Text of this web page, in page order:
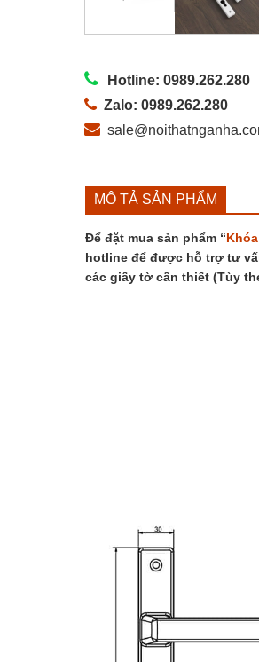
Hotline: 0989.262.280
Zalo: 0989.262.280
MÔ TẢ SẢN PHẨM
Để đặt mua sản phẩm “
hotline để được hỗ trợ tư
các giấy tờ cần thiết (Tùy